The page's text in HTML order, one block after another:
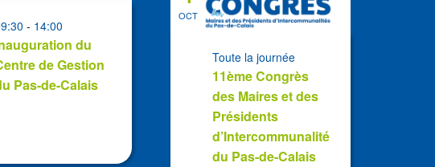
du
de Gestion
Pas-de-Calais
- 14:00
OCT
11ème Congrès
des Maires et des
Présidents
d’Intercommunalité
du Pas-de-Calais
Toute la journée